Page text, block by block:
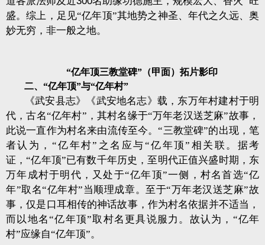
盛。综上，足见“亿年顶”其地势之神圣、年代之久远、奥
妙无穷，非一般之地。
“亿年顶三教堂碑”（甲面）拓片影印
二、“亿年顶”与“亿年村”
《武安县志》《武安地名志》载，东万年村建村于明
代，古名“亿年村”，其村名缘于“万年老汉送芝麻”故事，
此说一直作为村名来由流传至今。“三教堂碑”的出现，笔
者认为，“亿年村”之名应与“亿年顶”相关联。据考
证，“亿年顶”已有数千年历史，至明代正值兴盛时期，东
万年成村于明代，又处于“亿年顶”一侧，村名首选“亿
年”取名“亿年村”当顺理成章。至于“万年老汉送芝麻”故
事，仅是口耳相传的神话故事，作为村名依据并不适当，
而以地名“亿年顶”取村名更具说服力。故认为，“亿年
村”应缘自“亿年顶”。